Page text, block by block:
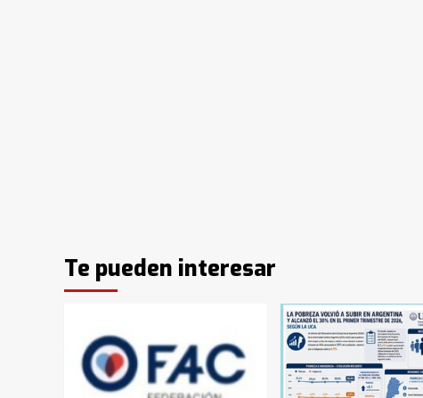
Te pueden interesar